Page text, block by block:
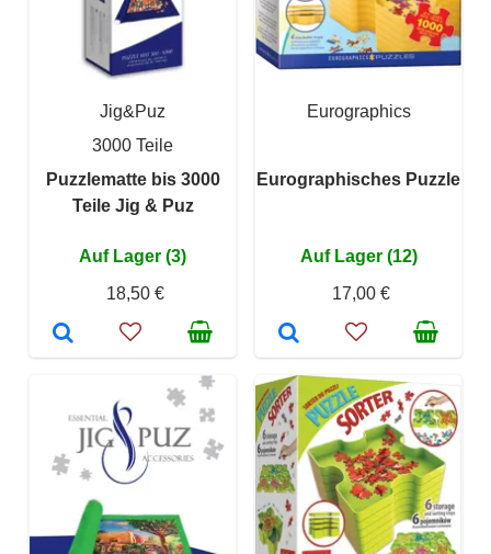
Jig&Puz
3000 Teile
Puzzlematte bis 3000
Teile Jig & Puz
Auf Lager (3)
18,50 €
Eurographics
Eurographisches Puzzle
Auf Lager (12)
17,00 €